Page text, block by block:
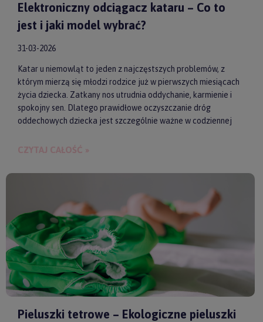
Elektroniczny odciągacz kataru – Co to
jest i jaki model wybrać?
31-03-2026
Katar u niemowląt to jeden z najczęstszych problemów, z
którym mierzą się młodzi rodzice już w pierwszych miesiącach
życia dziecka. Zatkany nos utrudnia oddychanie, karmienie i
spokojny sen. Dlatego prawidłowe oczyszczanie dróg
oddechowych dziecka jest szczególnie ważne w codziennej
skutecznych akcesoriów wspierających realizację tego
szybko i delikatnie usunąć zalegającą wydzielinę.
CZYTAJ CAŁOŚĆ »
Pieluszki tetrowe – Ekologiczne pieluszki